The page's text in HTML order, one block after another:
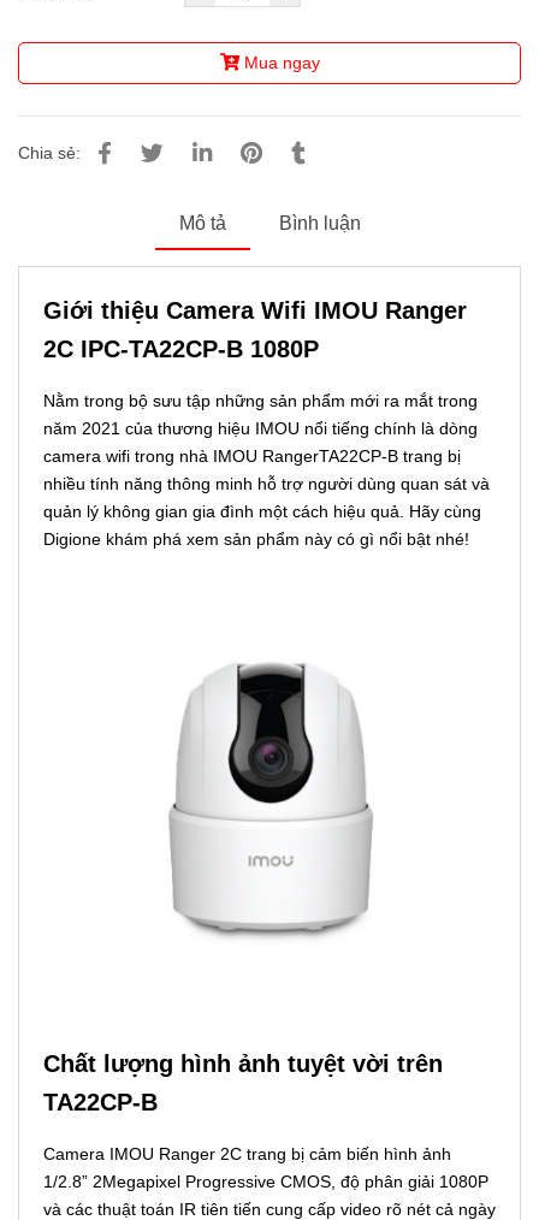
Mua ngay
Chia sẻ:
Mô tả Bình luận
Giới thiệu Camera Wifi IMOU Ranger
2C IPC-TA22CP-B 1080P
Nằm trong bộ sưu tập những sản phẩm mới ra mắt trong
năm 2021 của thương hiệu IMOU nổi tiếng chính là dòng
camera wifi trong nhà IMOU RangerTA22CP-B trang bị
nhiều tính năng thông minh hỗ trợ người dùng quan sát và
quản lý không gian gia đình một cách hiệu quả. Hãy cùng
Digione khám phá xem sản phẩm này có gì nổi bật nhé!
Chất lượng hình ảnh tuyệt vời trên
TA22CP-B
Camera IMOU Ranger 2C trang bị cảm biến hình ảnh
1/2.8” 2Megapixel Progressive CMOS, độ phân giải 1080P
và các thuật toán IR tiên tiến cung cấp video rõ nét cả ngày